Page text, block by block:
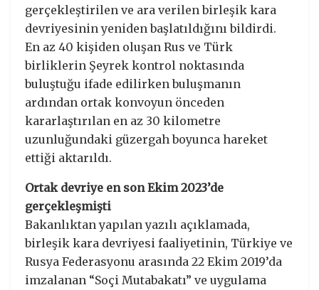
gerçekleştirilen ve ara verilen birleşik kara
devriyesinin yeniden başlatıldığını bildirdi.
En az 40 kişiden oluşan Rus ve Türk
birliklerin Şeyrek kontrol noktasında
buluştuğu ifade edilirken buluşmanın
ardından ortak konvoyun önceden
kararlaştırılan en az 30 kilometre
uzunluğundaki güzergah boyunca hareket
ettiği aktarıldı.
Ortak devriye en son Ekim 2023’de
gerçekleşmişti
Bakanlıktan yapılan yazılı açıklamada,
birleşik kara devriyesi faaliyetinin, Türkiye ve
Rusya Federasyonu arasında 22 Ekim 2019’da
imzalanan “Soçi Mutabakatı” ve uygulama